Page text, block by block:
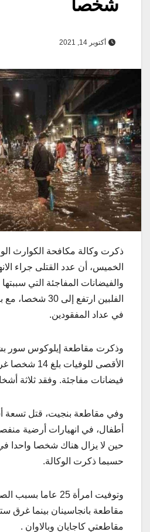
أكتوبر 14, 2021
ذكرت وكالة مكافحة الكوارث
الخميس، أن عدد القتلى جراء
والفيضانات المفاجئة التي
في عداد المفقودين.
وذكرت مقاطعة إيلوكوس سور
الأقصى
فيضانات مفاجئة. وفقد ثلاثة
وفي مقاطعة بنجيت، قتل تسعة
أطفال، في انهيارات أرضية
حين لا يزال هناك شخصا واحدا
حسبما ذكرت الوكالة.
وتوفيت امرأة 25
مقاطعة بانجاسينان بينما غرق
مقاطعتي كاجايان وبالاوان .